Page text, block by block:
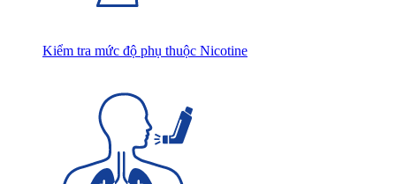
Kiểm tra mức độ phụ thuộc Nicotine